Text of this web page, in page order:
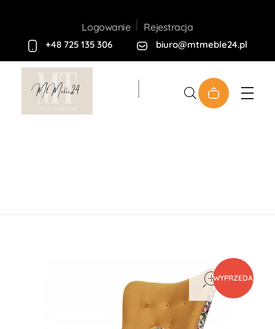
Logowanie Rejestracja
+48 725 135 306 biuro@mtmeble24.pl
open
WYPRZEDAŻ